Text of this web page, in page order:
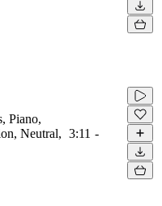
Piano,
Neutral, 3:11 -